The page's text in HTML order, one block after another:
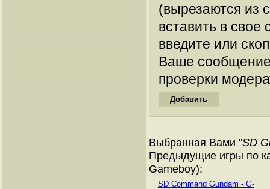
(вырезаются из
вставить в
введите или
Ваше
проверки
Выбранная Вами "SD
Предыдущие игры по
Gameboy):
SD Command Gundam - G-